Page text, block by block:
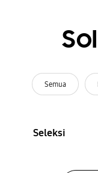
Semua
Seleksi